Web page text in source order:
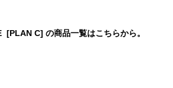
[PLAN C] の商品一覧はこちらから。